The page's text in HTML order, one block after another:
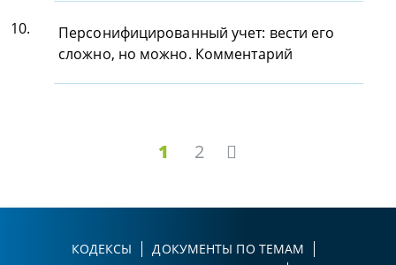
10.
Персонифицированный учет: вести его
сложно, но можно. Комментарий
1 2
КОДЕКСЫ
ДОКУМЕНТЫ ПО ТЕМАМ